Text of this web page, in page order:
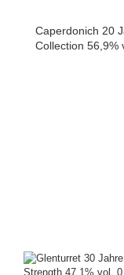
Caperdonich 20
Collection 56,9%